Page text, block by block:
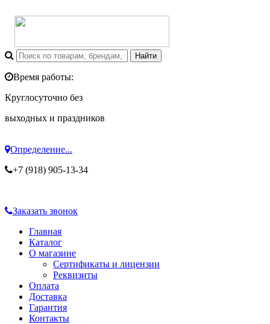
Время работы:
Круглосуточно без
выходных и праздников
Определение...
+7 (918) 905-13-34
Заказать звонок
Главная
Каталог
О магазине
Сертификаты и лицензии
Реквизиты
Оплата
Доставка
Гарантия
Контакты